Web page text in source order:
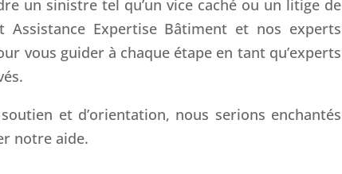
un sinistre tel qu’un vice caché ou un litige de
Assistance Expertise Bâtiment et nos experts
vous guider à chaque étape en tant qu’experts
et d’orientation, nous serions enchantés
notre aide.